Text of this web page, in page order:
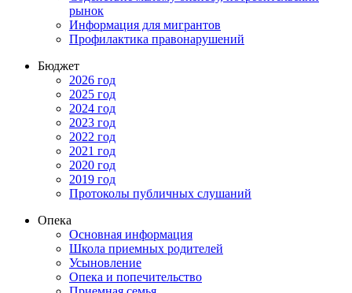
рынок
Информация для мигрантов
Профилактика правонарушений
Бюджет
2026 год
2025 год
2024 год
2023 год
2022 год
2021 год
2020 год
2019 год
Протоколы публичных слушаний
Опека
Основная информация
Школа приемных родителей
Усыновление
Опека и попечительство